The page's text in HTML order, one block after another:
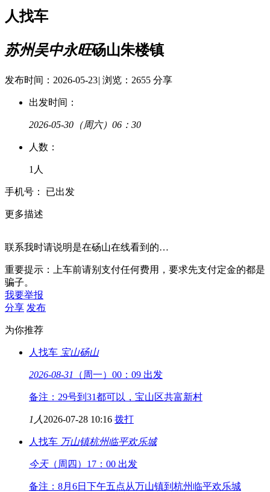
人找车
苏州吴中永旺砀山朱楼镇
发布时间：2026-05-23| 浏览：2655 分享
出发时间：
2026-05-30 （周六）06：30
人 数：
1人
手机号： 已出发
更多描述
联系我时请说明是在砀山在线看到的…
重要提示：上车前请别支付任何费用，要求先支付定金的都是
骗子。
我要举报
分享 发布
为你推荐
人找车 宝山砀山
2026-08-31 （周一）00：09 出发
备注：29号到31都可以，宝山区共富新村
1人 2026-07-28 10:16 拨打
人找车 万山镇杭州临平欢乐城
今天（周四）17：00 出发
备注：8月6日下午五点从万山镇到杭州临平欢乐城